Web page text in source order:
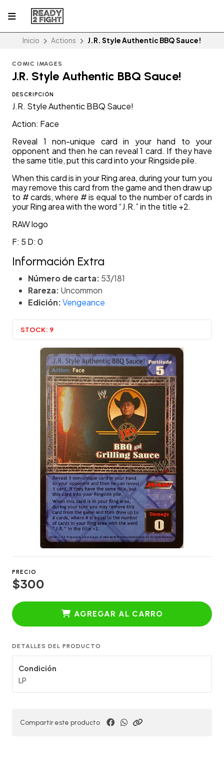
Inicio Actions J.R. Style Authentic BBQ Sauce!
COMIC IMAGES
J.R. Style Authentic BBQ Sauce!
DESCRIPCIÓN
J.R. Style Authentic BBQ Sauce!
Action: Face
Reveal 1 non-unique card in your hand to your
opponent and then he can reveal 1 card. If they have
the same title, put this card into your Ringside pile.
When this card is in your Ring area, during your turn you
may remove this card from the game and then draw up
to # cards, where # is equal to the number of cards in
your Ring area with the word “J.R.” in the title +2.
RAW logo
F: 5 D: 0
Información Extra
Número de carta: 53/181
Rareza: Uncommon
Edición:Vengeance
STOCK: 9
PRECIO
$300
AGREGAR AL CARRO
DETALLES DEL PRODUCTO
Condición
LP
Compartir este producto